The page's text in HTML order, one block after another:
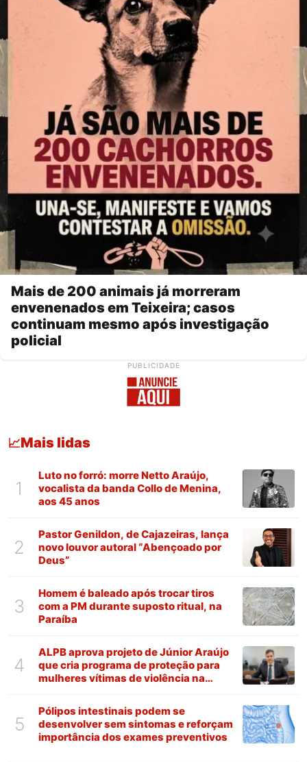
Mais de 200 animais já morreram
envenenados em Teixeira; casos
continuam mesmo após investigação
policial
PUBLICIDADE
📈Mais lidas
1
Luto no forró: morre Netto Araújo,
vocalista da banda Collo de Menina,
aos 45 anos
2
Pastor Genildon, de Cajazeiras, lança
novo louvor autoral “Abençoado por
Deus”
3
Homem é baleado após trocar tiros
com a PM durante suposto ritual, na
Paraíba
4
ALPB aprova projeto de Júnior Araújo
que cria programa de proteção para
mulheres vítimas de violência na
5
Pólipos intestinais podem se
desenvolver sem sintomas e reforçam
importância dos exames preventivos